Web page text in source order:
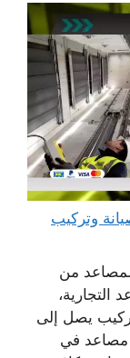
مصاعد في الكويت 65542233 صيانة وتركيب
من
التجارية،
يصل إلى
مصاعد في